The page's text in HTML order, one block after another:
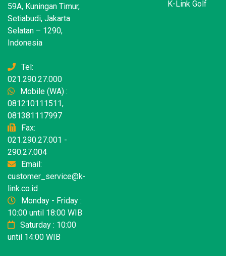
59A, Kuningan Timur,
Setiabudi, Jakarta
Selatan – 1290,
Indonesia
Tel:
021.290.27.000
Mobile (WA) :
081210111511,
081381117997
Fax:
021.290.27.001 -
290.27.004
Email:
customer_service@k-
link.co.id
Monday - Friday :
10:00 until 18:00 WIB
Saturday : 10:00
until 14:00 WIB
K-Link Golf